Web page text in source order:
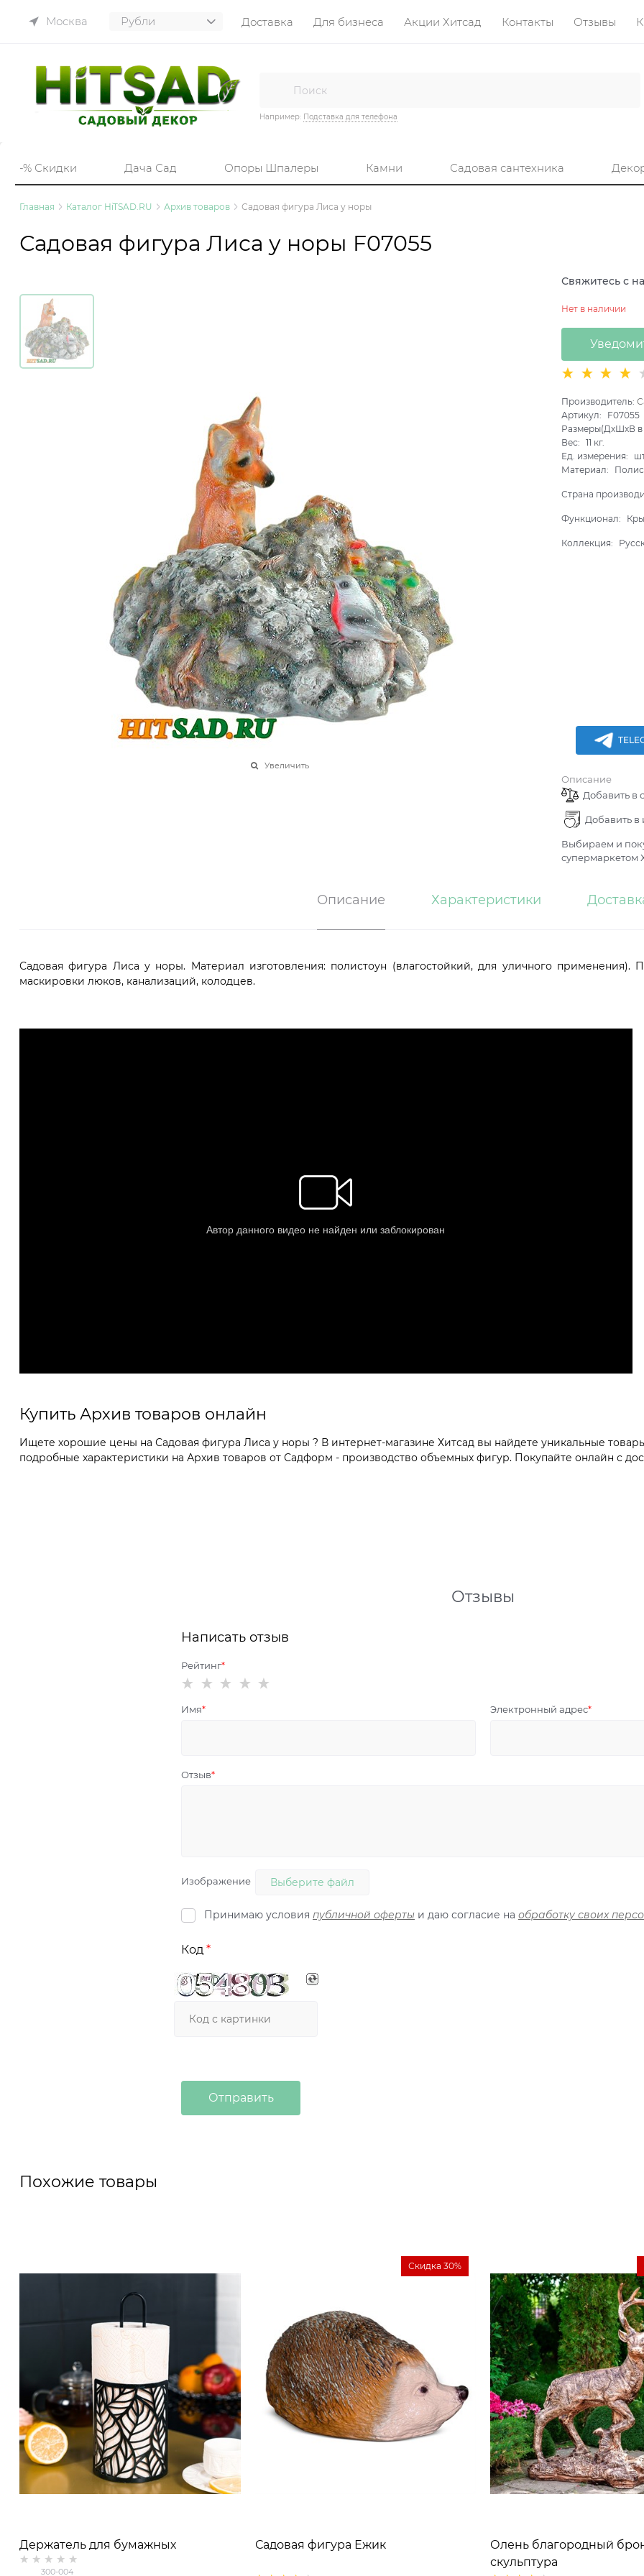
Москва Доставка Для бизнеса Акции Хитсад Контакты Отзывы
Например: Подставка для телефона
-% Скидки Дача Сад Опоры Шпалеры Камни Садовая сантехника
Главная Каталог HiTSAD.RU Архив товаров Садовая фигура Лиса у норы
Садовая фигура Лиса у норы F07055
Увеличить
Свяжитесь с
Нет в наличии
Производитель:
Артикул:
F07055
Размеры(ДхШхВ в
Вес:
11 кг.
Ед. измерения:
Материал:
Страна
Функционал:
Коллекция:
Описание
Добавить в
Добавить
Выбираем и
супермаркетом
Описание Характеристики
Садовая фигура Лиса у норы. Материал изготовления: полистоун (влагостойкий, для уличного применения).
маскировки люков, канализаций, колодцев.
Купить Архив товаров онлайн
Ищете хорошие цены на Садовая фигура Лиса у норы ? В интернет-магазине Хитсад вы найдете уникальные
подробные характеристики на Архив товаров от Садформ - производство объемных фигур. Покупайте онлайн с
Отзывы
Написать отзыв
Рейтинг
Имя Электронный адрес
Отзыв
Изображение Выберите файл
Принимаю условия публичной оферты и даю согласие на обработку своих
Код
Похожие товары
Держатель для бумажных
полотенец 300-004
300-004
Садовая фигура Ежик
Скидка 30%
Олень благородный
скульптура